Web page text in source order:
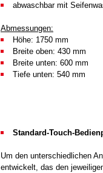
abwaschbar mit
Abmessungen:
Höhe: 1750 mm
Breite oben: 430 mm
Breite unten: 600 mm
Tiefe unten: 540 mm
Standard-Touch-
Um den unterschiedlichen
entwickelt, das den